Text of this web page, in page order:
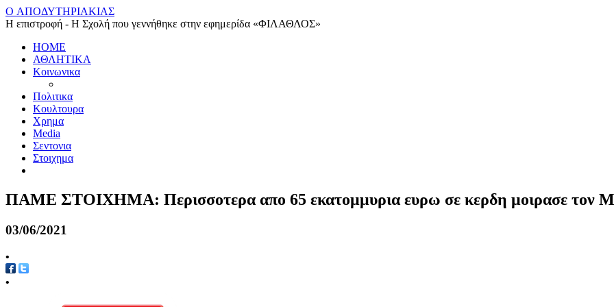
O ΑΠΟΔΥΤΗΡΙΑΚΙΑΣ
Η επιστροφή - Η Σχολή που γεννήθηκε στην εφημερίδα «ΦΙΛΑΘΛΟΣ»
HOME
ΑΘΛΗΤΙΚΑ
Κοινωνικα
Πολιτικα
Κουλτουρα
Χρημα
Media
Σεντονια
Στοιχημα
ΠΑΜΕ ΣΤΟΙΧΗΜΑ: Περισσοτερα απο 65 εκατομμυρια ευρω σε κερδη μοιρασε τον
03/06/2021
•
•